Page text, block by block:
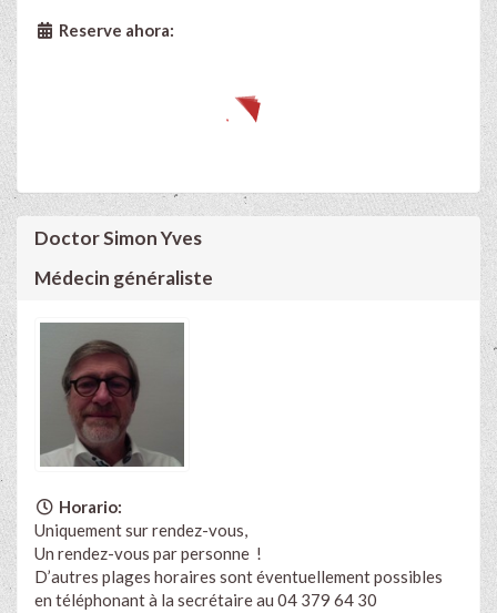
Reserve ahora:
Doctor Simon Yves
Médecin généraliste
Horario:
Uniquement sur rendez-vous,
Un rendez-vous par personne !
D’autres plages horaires sont éventuellement possibles
en téléphonant à la secrétaire au 04 379 64 30